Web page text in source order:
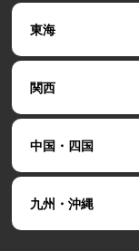
東海
関西
中国・四国
九州・沖縄